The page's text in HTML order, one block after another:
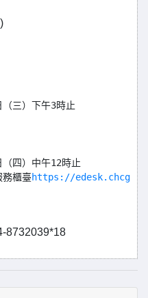
三）下午3時止
四）中午12時止
務櫃臺https://
8732039*18